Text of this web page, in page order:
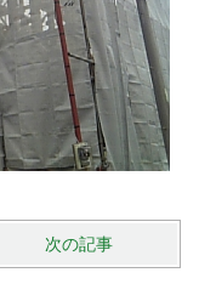
次の記事